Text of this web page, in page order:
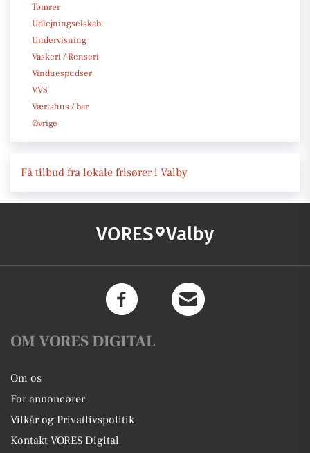
Tømrer
Udlejningselskab
Undervisning
Vaskeri / Renseri
Vinduespudser
VVS
Værtshus / bar
Øvrige
Få tilbud fra lokale frisører i Valby
VORES Valby
OM VORES DIGITAL
Om os
For annoncører
Vilkår og Privatlivspolitik
Kontakt VORES Digital